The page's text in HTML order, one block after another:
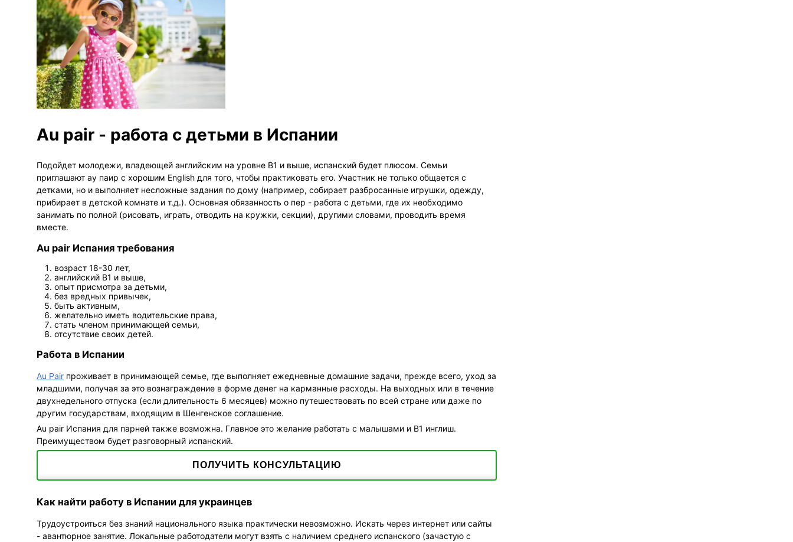
Au pair - работа с детьми в Испании
Подойдет молодежи, владеющей английским на уровне В1 и выше, испанский будет плюсом. Семьи
приглашают ау паир с хорошим English для того, чтобы практиковать его. Участник не только общается с
детками, но и выполняет несложные задания по дому (например, собирает разбросанные игрушки, одежду,
прибирает в детской комнате и т.д.). Основная обязанность о пер - работа с детьми, где их необходимо
занимать по полной (рисовать, играть, отводить на кружки, секции), другими словами, проводить время
вместе.
Au pair Испания требования
возраст 18-30 лет,
английский В1 и выше,
опыт присмотра за детьми,
без вредных привычек,
быть активным,
желательно иметь водительские права,
стать членом принимающей семьи,
отсутствие своих детей.
Работа в Испании
Au Pair проживает в принимающей семье, где выполняет ежедневные домашние задачи, прежде всего, уход за
младшими, получая за это вознаграждение в форме денег на карманные расходы. На выходных или в течение
двухнедельного отпуска (если длительность 6 месяцев) можно путешествовать по всей стране или даже по
другим государствам, входящим в Шенгенское соглашение.
Au pair Испания для парней также возможна. Главное это желание работать с малышами и В1 инглиш.
Преимуществом будет разговорный испанский.
ПОЛУЧИТЬ КОНСУЛЬТАЦИЮ
Как найти работу в Испании для украинцев
Трудоустроиться без знаний национального языка практически невозможно. Искать через интернет или сайты
- авантюрное занятие. Локальные работодатели могут взять с наличием среднего испанского (зачастую с